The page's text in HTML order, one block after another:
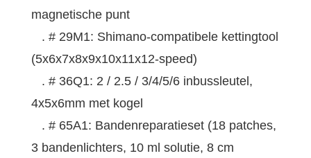
magnetische punt
. # 29M1: Shimano-compatibele kettingtool
(5x6x7x8x9x10x11x12-speed)
. # 36Q1: 2 / 2.5 / 3/4/5/6 inbussleutel,
4x5x6mm met kogel
. # 65A1: Bandenreparatieset (18 patches,
3 bandenlichters, 10 ml solutie, 8 cm